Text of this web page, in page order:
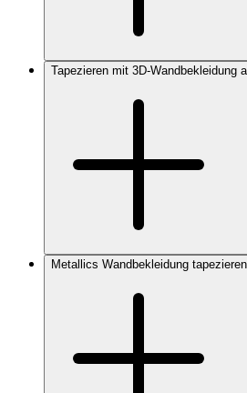
Tapezieren mit 3D-Wandbekleidung
Metallics Wandbekleidung tapezieren